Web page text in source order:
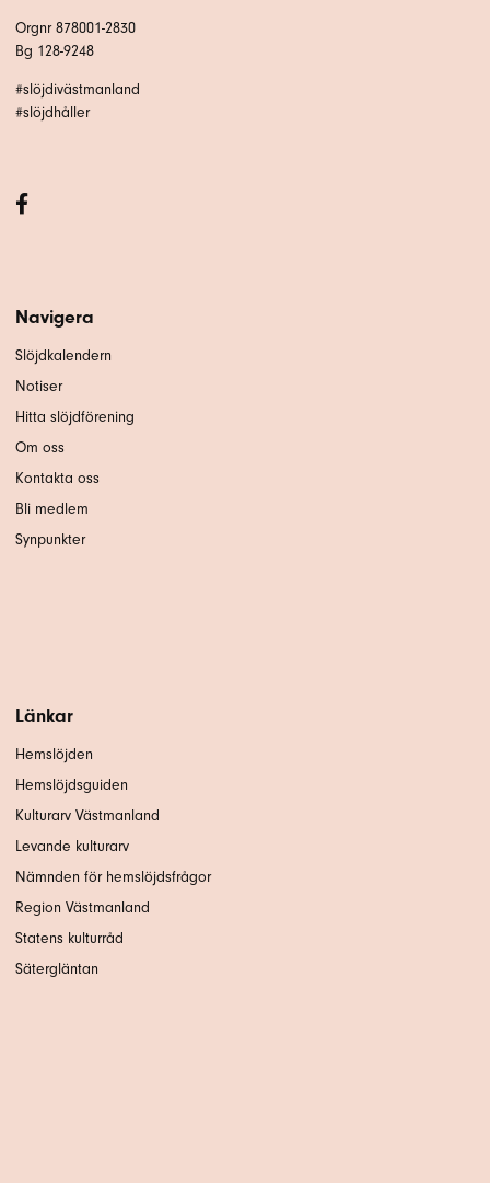
Orgnr 878001-2830
Bg 128-9248
#slöjdivästmanland
#slöjdhåller
Navigera
Slöjdkalendern
Notiser
Hitta slöjdförening
Om oss
Kontakta oss
Bli medlem
Synpunkter
Länkar
Hemslöjden
Hemslöjdsguiden
Kulturarv Västmanland
Levande kulturarv
Nämnden för hemslöjdsfrågor
Region Västmanland
Statens kulturråd
Sätergläntan